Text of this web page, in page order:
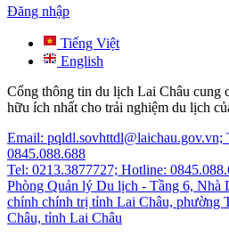
Đăng nhập
Tiếng Việt
English
Cổng thông tin du lịch Lai Châu cung
hữu ích nhất cho trải nghiệm du lịch
Email: pqldl.sovhttdl@laichau.gov.vn;
0845.088.688
Tel: 0213.3877727; Hotline:
Phòng Quản lý Du lịch - Tầng 6, Nhà
chính chính trị tỉnh Lai Châu, phường
Châu, tỉnh Lai Châu